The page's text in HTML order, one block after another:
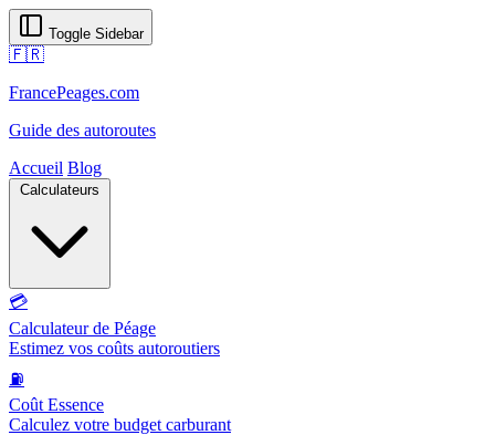
Toggle Sidebar
🇫🇷
FrancePeages.com
Guide des autoroutes
Accueil Blog
Calculateurs
💳
Calculateur de Péage
Estimez vos coûts autoroutiers
⛽
Coût Essence
Calculez votre budget carburant